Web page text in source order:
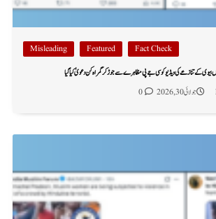
Fact Check
Featured
Misleading
کے تنازعے کی ویڈیو کو سی جے پی مظاہرے سے جوڑ کر گمراہ کن دعویٰ کیا گیا
جولائی 30, 2026 0